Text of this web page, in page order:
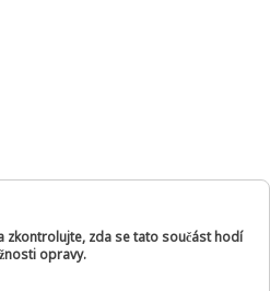
zkontrolujte, zda se tato součást hodí
opravy.